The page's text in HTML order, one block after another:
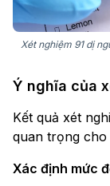
Xét nghiệm 91 dị
Ý nghĩa của
Kết quả xét
quan trọng cho
Xác định mức